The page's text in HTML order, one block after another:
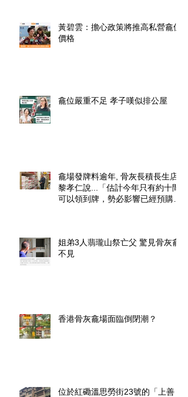
黃碧雲：擔心政策將推高私營龕位
價格
龕位嚴重不足 孝子嘆似排公屋
龕場發牌料逾年, 骨灰長積長生店.
黎孝仁說...「估計今年只有約十間
可以領到牌，勢必影響已經預購了
姐弟3人翡瓏山祭亡父 驚見骨灰龕
不見
香港骨灰龕場面臨倒閉潮？
位於紅磡溫思勞街23號的「上善